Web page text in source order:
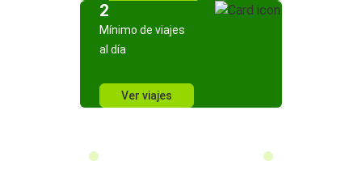
2
Mínimo de viajes
al día
Ver viajes